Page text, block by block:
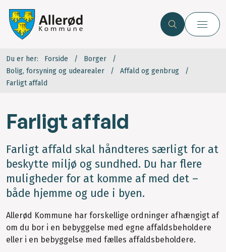
Du er her: Forside
Borger
Bolig, forsyning og udearealer
Affald og genbrug
Farligt affald
Farligt affald
Farligt affald skal håndteres særligt for at
beskytte miljø og sundhed. Du har flere
muligheder for at komme af med det –
både hjemme og ude i byen.
Allerød Kommune har forskellige ordninger afhængigt af
om du bor i en bebyggelse med egne affaldsbeholdere
eller i en bebyggelse med fælles affaldsbeholdere.